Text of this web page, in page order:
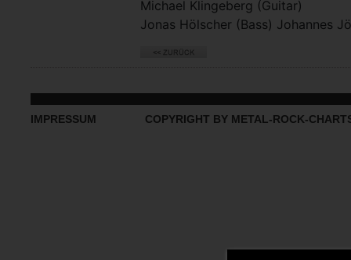
Michael Klingeberg (Guitar)
Jonas Hölscher (Bass) Johannes
IMPRESSUM COPYRIGHT BY METAL-ROCK-